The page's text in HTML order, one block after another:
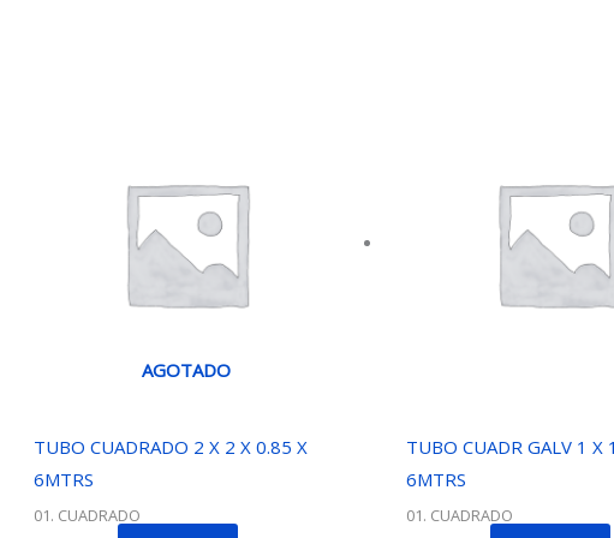
AGOTADO
TUBO CUADRADO 2 X 2 X 0.85 X
6MTRS
01. CUADRADO
TUBO CUADR GALV 1 X
6MTRS
01. CUADRADO